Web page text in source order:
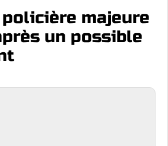
majeure
un possible